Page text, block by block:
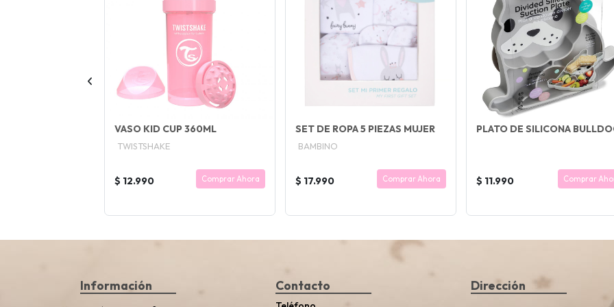
VASO KID CUP 360ML
TWISTSHAKE
$ 12.990 Comprar Ahora
SET DE ROPA 5 PIEZAS MUJER
BAMBINO
$ 17.990 Comprar Ahora
PLATO DE SILICONA
$ 11.990 Comprar
Información Contacto Dirección